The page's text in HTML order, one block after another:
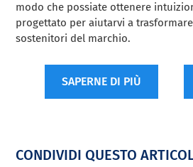
modo che possiate ottenere
progettato per aiutarvi a
sostenitori del marchio.
SAPERNE DI PIÙ
CONDIVIDI QUESTO